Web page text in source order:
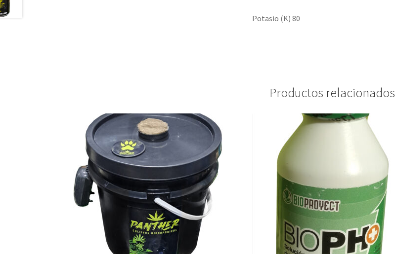
Potasio (K) 80
Productos relacionados